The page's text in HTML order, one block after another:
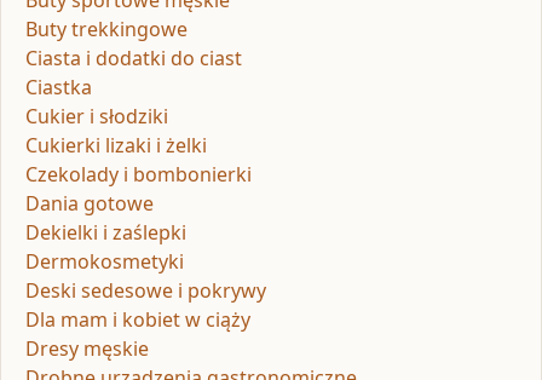
Buty trekkingowe
Ciasta i dodatki do ciast
Ciastka
Cukier i słodziki
Cukierki lizaki i żelki
Czekolady i bombonierki
Dania gotowe
Dekielki i zaślepki
Dermokosmetyki
Deski sedesowe i pokrywy
Dla mam i kobiet w ciąży
Dresy męskie